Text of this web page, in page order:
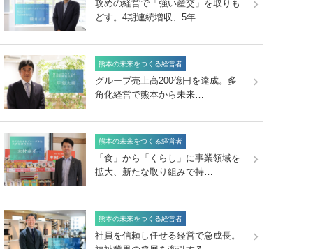
攻めの経営で「強い産交」を取りも
どす。4期連続増収、5年…
熊本の未来をつくる経営者
グループ売上高200億円を達成。多
角化経営で熊本から未来…
熊本の未来をつくる経営者
「食」から「くらし」に事業領域を
拡大、新たな取り組みで持…
熊本の未来をつくる経営者
社員を信頼し任せる経営で急成長。